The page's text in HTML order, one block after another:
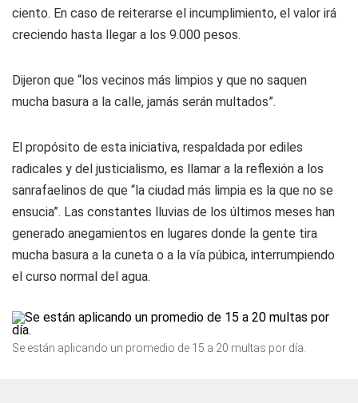
ciento. En caso de reiterarse el incumplimiento, el valor irá
creciendo hasta llegar a los 9.000 pesos.
Dijeron que “los vecinos más limpios y que no saquen
mucha basura a la calle, jamás serán multados”.
El propósito de esta iniciativa, respaldada por ediles
radicales y del justicialismo, es llamar a la reflexión a los
sanrafaelinos de que “la ciudad más limpia es la que no se
ensucia”. Las constantes lluvias de los últimos meses han
generado anegamientos en lugares donde la gente tira
mucha basura a la cuneta o a la vía púbica, interrumpiendo
el curso normal del agua.
Se están aplicando un promedio de 15 a 20 multas por día.